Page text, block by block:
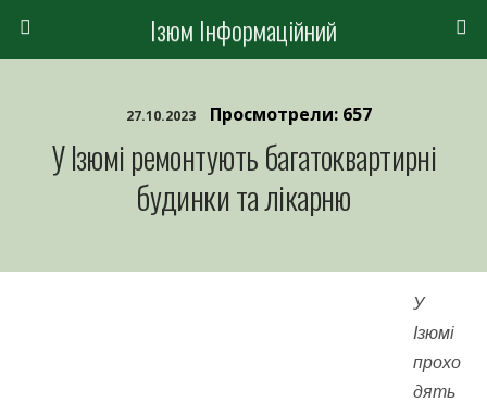
Ізюм Інформаційний
27.10.2023 Просмотрели: 657
У Ізюмі ремонтують багатоквартирні
будинки та лікарню
У
Ізюмі
прохо
дять